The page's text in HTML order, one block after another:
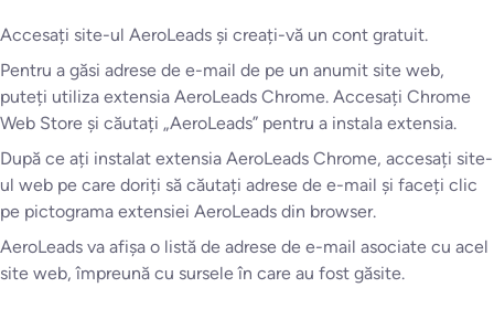
Accesați site-ul AeroLeads și creați-vă un cont gratuit.
Pentru a găsi adrese de e-mail de pe un anumit site web,
puteți utiliza extensia AeroLeads Chrome. Accesați Chrome
Web Store și căutați „AeroLeads” pentru a instala extensia.
După ce ați instalat extensia AeroLeads Chrome, accesați site-
ul web pe care doriți să căutați adrese de e-mail și faceți clic
pe pictograma extensiei AeroLeads din browser.
AeroLeads va afișa o listă de adrese de e-mail asociate cu acel
site web, împreună cu sursele în care au fost găsite.